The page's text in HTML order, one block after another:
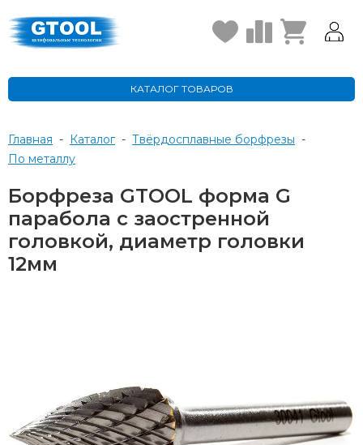
КАТАЛОГ ТОВАРОВ
Главная - Каталог - Твёрдосплавные борфрезы -
по металлу
Борфреза GTOOL форма G
парабола с заостренной
головкой, диаметр головки
12мм